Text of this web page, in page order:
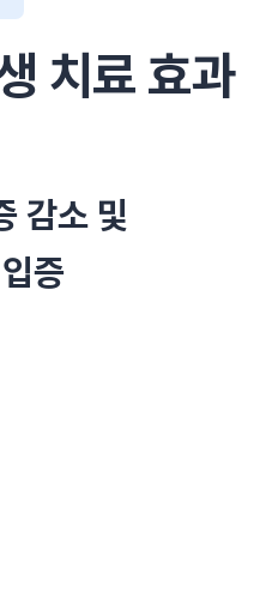
치료 효과
감소 및
증